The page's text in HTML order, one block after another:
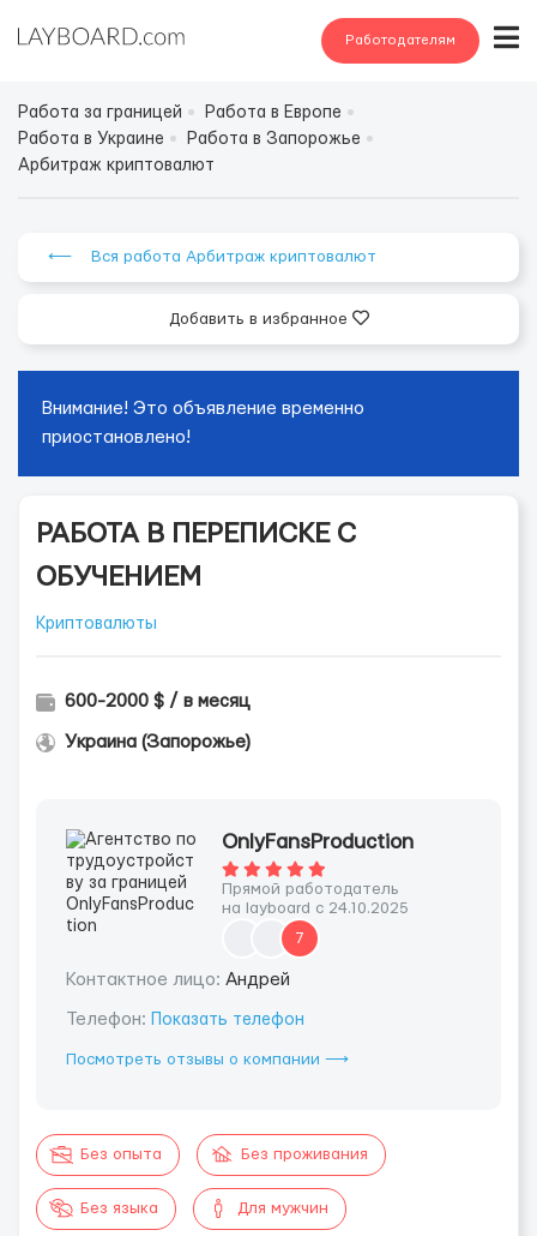
Работодателям
Работа за границей
Работа в Европе
Работа в Украине
Работа в Запорожье
Арбитраж криптовалют
⟵ Вся работа Арбитраж криптовалют
Добавить в избранное
Внимание! Это объявление временно
приостановлено!
РАБОТА В ПЕРЕПИСКЕ С
ОБУЧЕНИЕМ
Криптовалюты
600-2000 $ / в месяц
Украина (Запорожье)
OnlyFansProduction
Прямой работодатель
на layboard с 24.10.2025
7
Контактное лицо: Андрей
Телефон: Показать телефон
Посмотреть отзывы о компании ⟶
Без опыта Без проживания
Без языка Для мужчин